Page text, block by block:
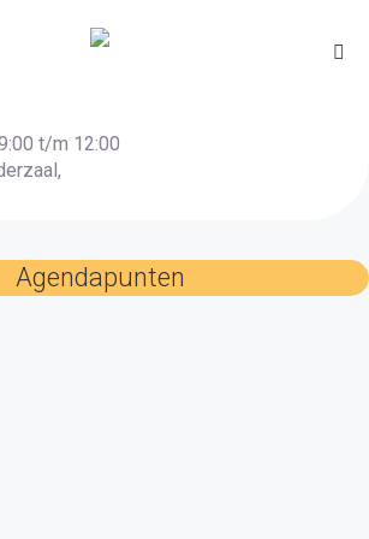
nieters
t/m 12:00
Agendapunten